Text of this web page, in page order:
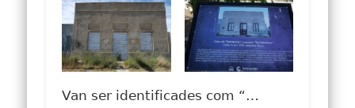
Van ser identificades com “…